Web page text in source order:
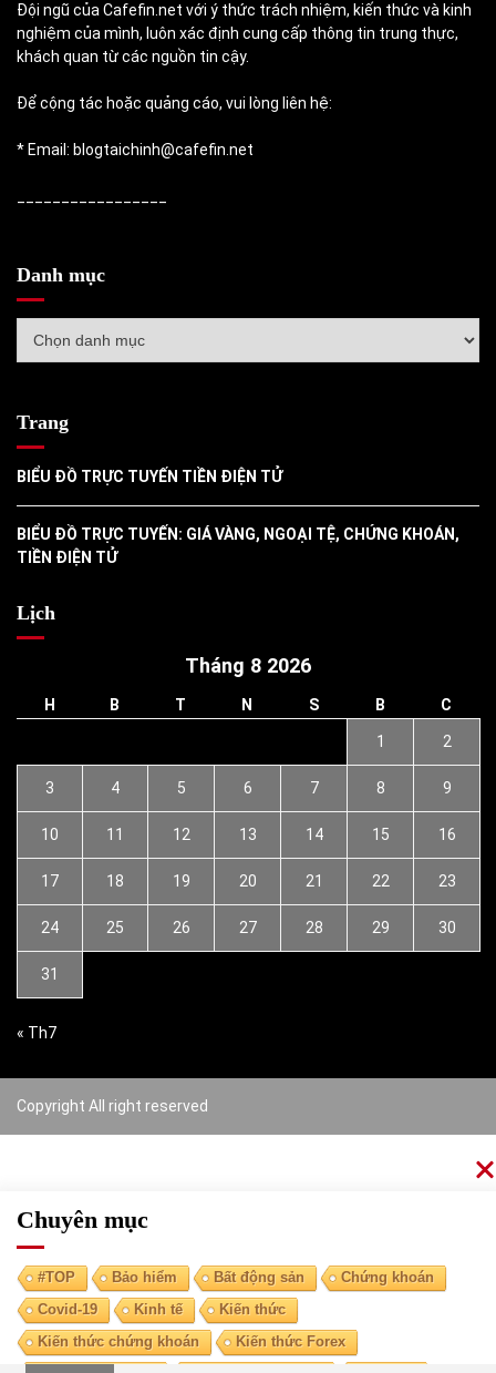
Đội ngũ của Cafefin.net với ý thức trách nhiệm, kiến thức và kinh
nghiệm của mình, luôn xác định cung cấp thông tin trung thực,
khách quan từ các nguồn tin cậy.
Để cộng tác hoặc quảng cáo, vui lòng liên hệ:
* Email: blogtaichinh@cafefin.net
Danh mục
mục
Trang
BIỂU ĐỒ TRỰC TUYẾN TIỀN ĐIỆN TỬ
BIỂU ĐỒ TRỰC TUYẾN: GIÁ VÀNG, NGOẠI TỆ, CHỨNG KHOÁN,
TIỀN ĐIỆN TỬ
Lịch
Tháng 8 2026
H B T N S B C
1 2
3 4 5 6 7 8 9
10 11 12 13 14 15 16
17 18 19 20 21 22 23
24 25 26 27 28 29 30
31
« Th7
Copyright All right reserved
Chuyên mục
#TOP Bảo hiểm Bất động sản
Chứng khoán
Covid-19
Kinh tế
Kiến thức
Kiến thức chứng khoán
Kiến thức Forex